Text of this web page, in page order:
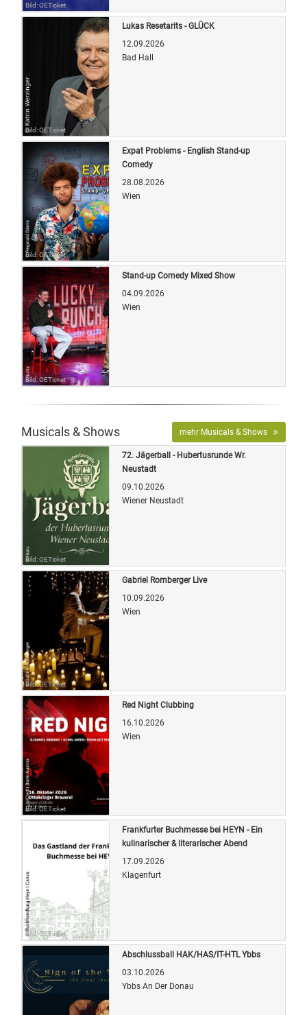
Bild: OETicket
Bild: OETicket
Lukas Resetarits - GLÜCK
12.09.2026
Bad Hall
Bild: OETicket
Expat Problems - English Stand-up
Comedy
28.08.2026
Wien
Bild: OETicket
Stand-up Comedy Mixed Show
04.09.2026
Wien
Musicals & Shows mehr Musicals & Shows
Bild: OETicket
72. Jägerball - Hubertusrunde Wr.
Neustadt
09.10.2026
Wiener Neustadt
Bild: OETicket
Gabriel Romberger Live
10.09.2026
Wien
Bild: OETicket
Red Night Clubbing
16.10.2026
Wien
Bild: OETicket
Frankfurter Buchmesse bei HEYN - Ein
kulinarischer & literarischer Abend
17.09.2026
Klagenfurt
Abschlussball HAK/HAS/IT-HTL Ybbs
03.10.2026
Ybbs An Der Donau